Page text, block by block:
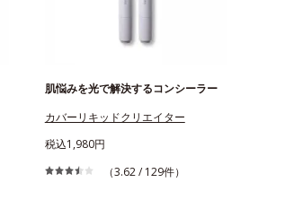
肌悩みを光で解決するコンシーラー
カバーリキッドクリエイター
税込1,980円
（3.62 / 129件）